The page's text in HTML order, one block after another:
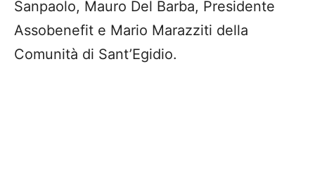
Sanpaolo, Mauro Del Barba, Presidente
Assobenefit e Mario Marazziti della
Comunità di Sant’Egidio.